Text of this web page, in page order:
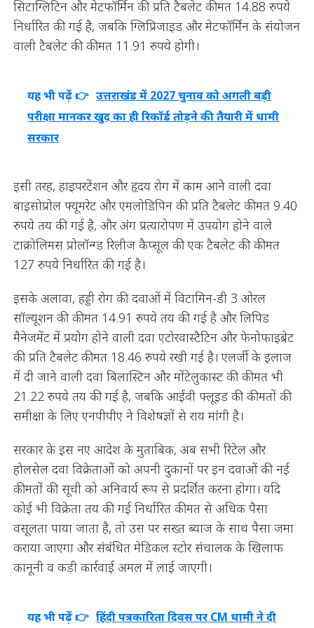
सिटाग्लिटिन और मेटफॉर्मिन की प्रति टैबलेट कीमत 14.88 रुपये
निर्धारित की गई है, जबकि ग्लिप्रिजाइड और मेटफॉर्मिन के संयोजन
वाली टैबलेट की कीमत 11.91 रुपये होगी।
यह भी पढ़ें 👉 उत्तराखंड में 2027 चुनाव को अगली बड़ी
परीक्षा मानकर खुद का ही रिकॉर्ड तोड़ने की तैयारी में धामी
सरकार
इसी तरह, हाइपरटेंशन और हृदय रोग में काम आने वाली दवा
बाइसोप्रोल फ्यूमरेट और एमलोडिपिन की प्रति टैबलेट कीमत 9.40
रुपये तय की गई है, और अंग प्रत्यारोपण में उपयोग होने वाले
टाक्रोलिमस प्रोलॉन्ग्ड रिलीज कैप्सूल की एक टैबलेट की कीमत
127 रुपये निर्धारित की गई है।
इसके अलावा, हड्डी रोग की दवाओं में विटामिन-डी 3 ओरल
सॉल्यूशन की कीमत 14.91 रुपये तय की गई है और लिपिड
मैनेजमेंट में प्रयोग होने वाली दवा एटोरवास्टैटिन और फेनोफाइब्रेट
की प्रति टैबलेट कीमत 18.46 रुपये रखी गई है। एलर्जी के इलाज
में दी जाने वाली दवा बिलास्टिन और मोंटेलुकास्ट की कीमत भी
21.22 रुपये तय की गई है, जबकि आईवी फ्लूइड की कीमतों की
समीक्षा के लिए एनपीपीए ने विशेषज्ञों से राय मांगी है।
सरकार के इस नए आदेश के मुताबिक, अब सभी रिटेल और
होलसेल दवा विक्रेताओं को अपनी दुकानों पर इन दवाओं की नई
कीमतों की सूची को अनिवार्य रूप से प्रदर्शित करना होगा। यदि
कोई भी विक्रेता तय की गई निर्धारित कीमत से अधिक पैसा
वसूलता पाया जाता है, तो उस पर सख्त ब्याज के साथ पैसा जमा
कराया जाएगा और संबंधित मेडिकल स्टोर संचालक के खिलाफ
कानूनी व कड़ी कार्रवाई अमल में लाई जाएगी।
यह भी पढ़ें 👉 हिंदी पत्रकारिता दिवस पर CM धामी ने दी